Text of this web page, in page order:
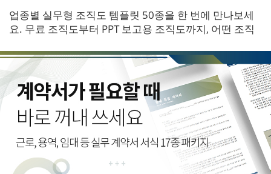
업종별 실무형 조직도 템플릿 50종을 한 번에 만나보세
요. 무료 조직도부터 PPT 보고용 조직도까지, 어떤 조직